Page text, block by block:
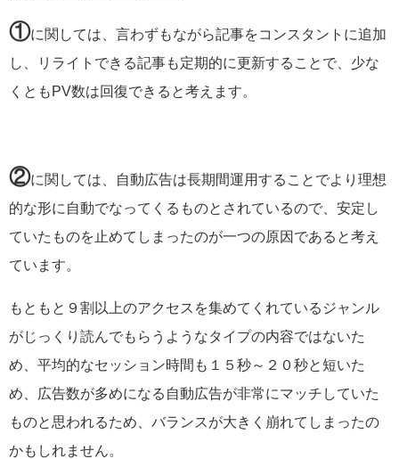
①に関しては、言わずもながら記事をコンスタントに追加
し、リライトできる記事も定期的に更新することで、少な
くともPV数は回復できると考えます。
②に関しては、自動広告は長期間運用することでより理想
的な形に自動でなってくるものとされているので、安定し
ていたものを止めてしまったのが一つの原因であると考え
ています。
もともと９割以上のアクセスを集めてくれているジャンル
がじっくり読んでもらうようなタイプの内容ではないた
め、平均的なセッション時間も１５秒～２０秒と短いた
め、広告数が多めになる自動広告が非常にマッチしていた
ものと思われるため、バランスが大きく崩れてしまったの
かもしれません。